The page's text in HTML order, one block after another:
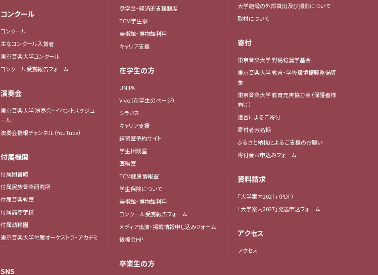
コンクール
コンクール
主なコンクール入賞者
東京音楽大学コンクール
コンクール受賞報告フォーム
演奏会
東京音楽大学 演奏会・イベントスケジュ
ール
演奏会情報チャンネル（YouTube）
付属機関
付属図書館
付属民族音楽研究所
付属音楽教室
付属高等学校
付属幼稚園
東京音楽大学付属オーケストラ・アカデミ
ー
SNS
奨学金・経済的支援制度
TCM学生寮
美術館・博物館利用
キャリア支援
在学生の方
UNIPA
Vivo（在学生のページ）
シラバス
キャリア支援
練習室予約サイト
学生相談室
医務室
TCM健康情報室
学生保険について
美術館・博物館利用
コンクール受賞報告フォーム
メディア出演・掲載情報申し込みフォーム
後援会HP
卒業生の方
大学施設の外部貸出及び撮影について
取材について
寄付
東京音楽大学 野島稔奨学基金
東京音楽大学 教育・学修環境振興整備資
金
東京音楽大学 教育充実協力金（保護者様
向け）
遺言によるご寄付
寄付者芳名録
ふるさと納税によるご支援のお願い
寄付金お申込みフォーム
資料請求
「大学案内2027」（PDF）
「大学案内2027」発送申込フォーム
アクセス
アクセス